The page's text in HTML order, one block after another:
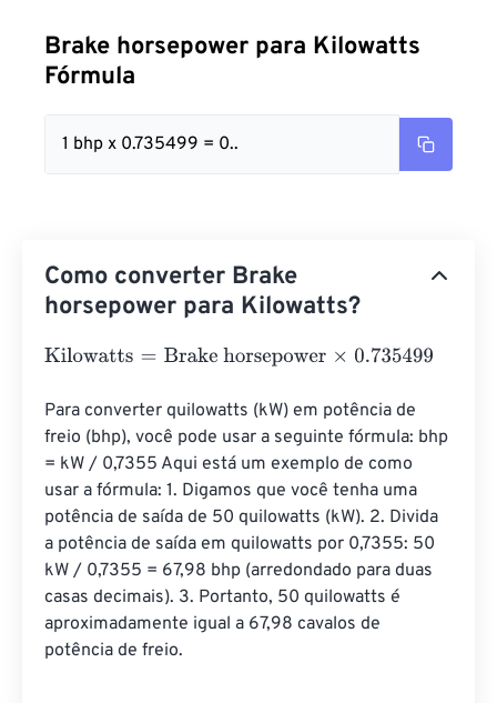
Brake horsepower para Kilowatts
Fórmula
1 bhp x 0.735499 = 0..
Como converter Brake
horsepower para Kilowatts?
Kilowatts=Brake horsepower×0.735499
Para converter quilowatts (kW) em potência de
freio (bhp), você pode usar a seguinte fórmula: bhp
= kW / 0,7355 Aqui está um exemplo de como
usar a fórmula: 1. Digamos que você tenha uma
potência de saída de 50 quilowatts (kW). 2. Divida
a potência de saída em quilowatts por 0,7355: 50
kW / 0,7355 = 67,98 bhp (arredondado para duas
casas decimais). 3. Portanto, 50 quilowatts é
aproximadamente igual a 67,98 cavalos de
potência de freio.